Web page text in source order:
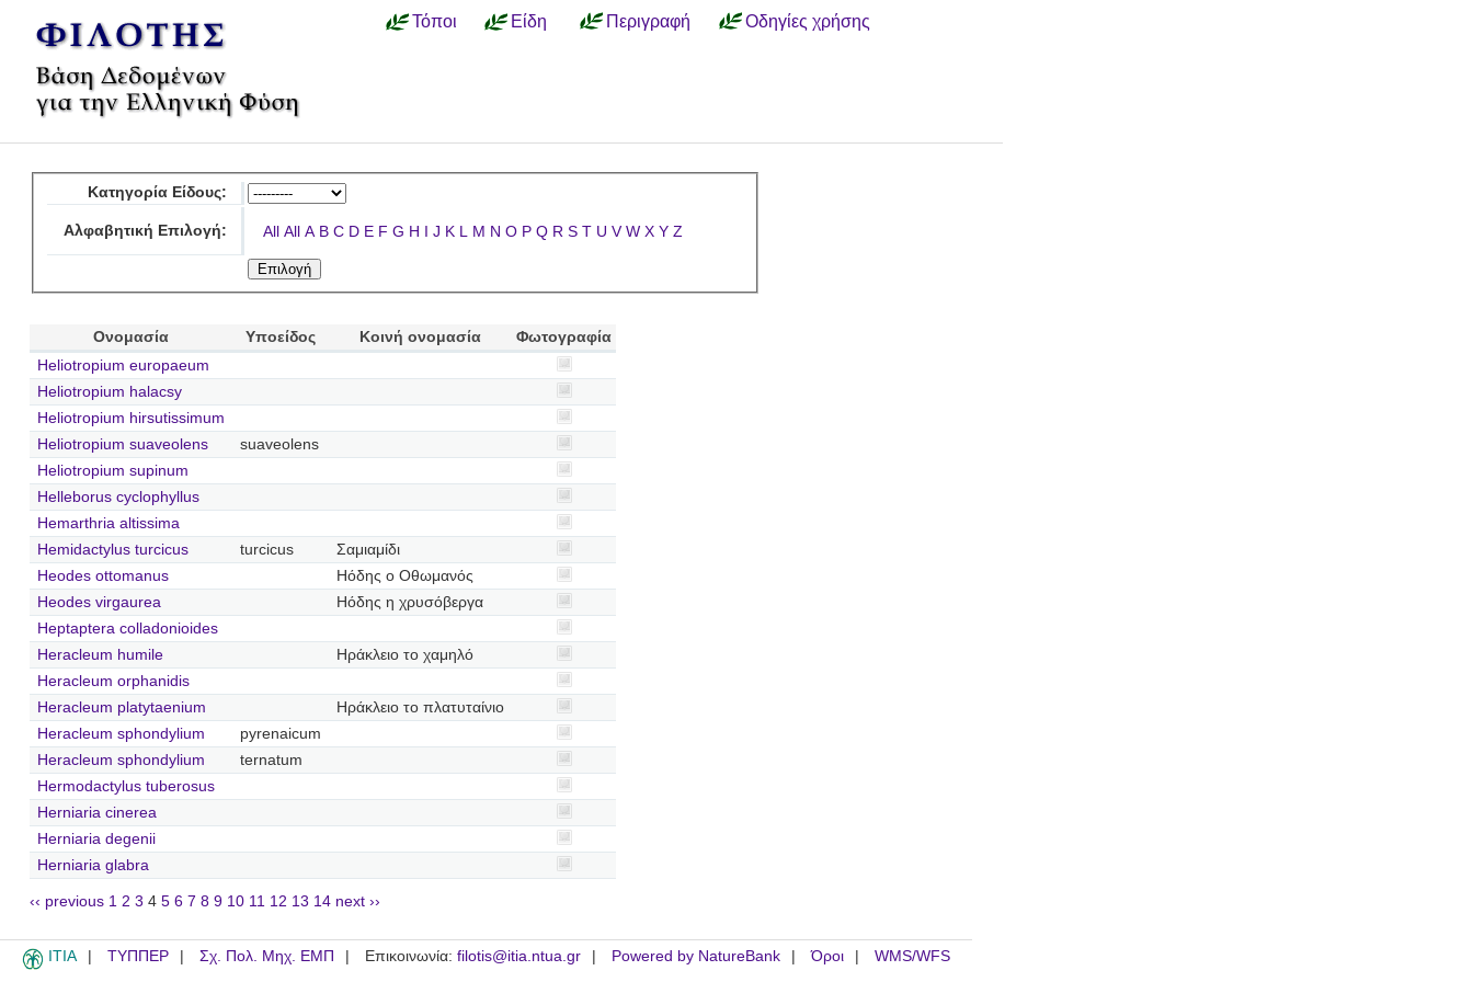
Τόποι Είδη Περιγραφή Οδηγίες χρήσης
Κατηγορία Είδους:
Αλφαβητική Επιλογή: All All A B C D E F G H I J K L M N O P Q R S T U V W X Y Z
Ονομασία Υποείδος Κοινή ονομασία
Φωτογραφία
Heliotropium europaeum
Heliotropium halacsy
Heliotropium hirsutissimum
Heliotropium suaveolens
suaveolens
Heliotropium supinum
Helleborus cyclophyllus
Hemarthria altissima
Hemidactylus turcicus
turcicus
Σαμιαμίδι
Heodes ottomanus
Ηόδης ο Οθωμανός
Heodes virgaurea
Ηόδης η χρυσόβεργα
Heptaptera colladonioides
Heracleum humile
Ηράκλειο το χαμηλό
Heracleum orphanidis
Heracleum platytaenium
Ηράκλειο το πλατυταίνιο
Heracleum sphondylium
pyrenaicum
Heracleum sphondylium
ternatum
Hermodactylus tuberosus
Herniaria cinerea
Herniaria degenii
Herniaria glabra
‹‹ previous 1 2 3 4 5 6 7 8 9 10 11 12 13 14 next ››
ITIA ΤΥΠΠΕΡ Σχ. Πολ. Μηχ. ΕΜΠ Επικοινωνία: filotis@itia.ntua.gr Powered by NatureBank Όροι WMS/WFS